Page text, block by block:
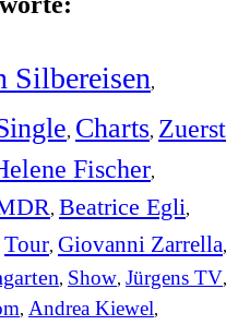
Silbereisen,
, Charts, Zuerst
Fischer,
, Beatrice Egli,
Tour, Giovanni Zarrella,
, Show, Jürgens TV,
, Andrea Kiewel,